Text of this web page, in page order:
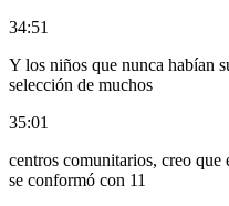
34:51
Y los niños que nunca habían
selección de muchos
35:01
centros comunitarios, creo
se conformó con 11